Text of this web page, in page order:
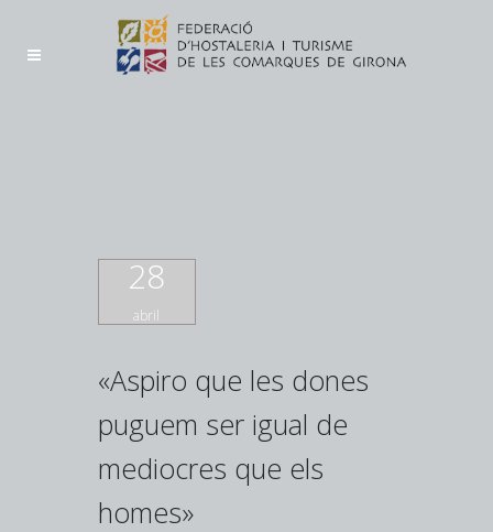
28
abril
«Aspiro que les dones
puguem ser igual de
mediocres que els
homes»